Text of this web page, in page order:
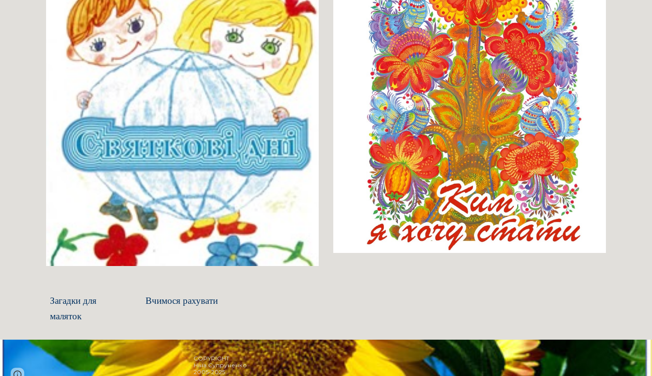
Загадки для
маляток
Вчимося рахувати
COPYRIGHT
Ніна Супруненко
2005-2025
Report abuse